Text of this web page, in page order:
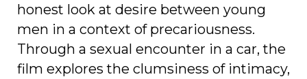
honest look at desire between young
men in a context of precariousness.
Through a sexual encounter in a car, the
film explores the clumsiness of intimacy,